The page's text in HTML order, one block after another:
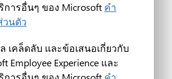
ารอื่นๆ ของ Microsoft คำ
วนตัว
เคล็ดลับ และข้อเสนอเกี่ยวกับ
Employee Experience และ